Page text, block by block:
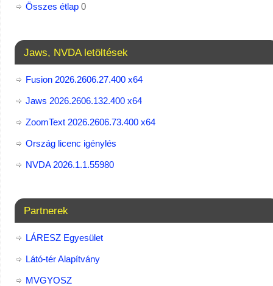
Összes étlap0
Jaws, NVDA letöltések
Fusion 2026.2606.27.400 x64
Jaws 2026.2606.132.400 x64
ZoomText 2026.2606.73.400​ x64
Ország licenc igénylés
NVDA 2026.1.1.55980
Partnerek
LÁRESZ Egyesület
Látó-tér Alapítvány
MVGYOSZ